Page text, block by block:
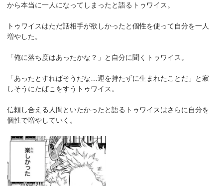
から本当に一人になってしまったと語るトゥワイス。
トゥワイスはただ話相手が欲しかったと個性を使って自分を一人
増やした。
「俺に落ち度はあったかな？」と自分に聞くトゥワイス。
「あったとすればそうだな…運を持たずに生まれたことだ」と寂
しそうにたばこをすうトゥワイス。
信頼し合える人間といたかったと語るトゥワイスはさらに自分を
個性で増やしていく。